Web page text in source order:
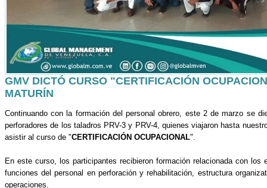
GMV DICTÓ CURSO "CERTIFICACIÓN
MATURÍN
Continuando con la formación del personal obrero, este 2 de marzo se
perforadores de los taladros PRV-3 y PRV-4, quienes viajaron hasta
asistir al curso de "CERTIFICACIÓN OCUPACIONAL".
En este curso, los participantes recibieron formación relacionada con los
funciones del personal en perforación y rehabilitación, estructura
operaciones.